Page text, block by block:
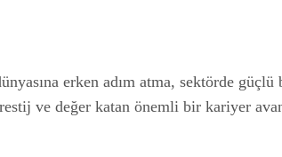
erken adım atma, sektörde
ve değer katan önemli bir kariyer